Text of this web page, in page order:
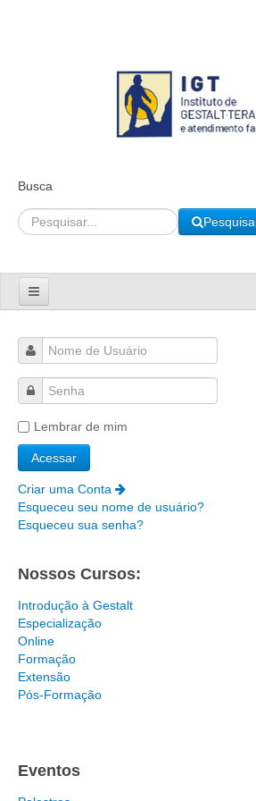
Busca
Pesquisa
Cursos
Introdução à Gestalt
Especialização
E. Psicologia Clínica
E. Psicologia Clínica - Presencial Virtual
E. Psicoterapia Infantil
Cursos aulas ao vivo
Especialização em Psicologia Clínica
Especialização em Psicoterapia Infantil
Especialização em Psicologia Online
F. Psicologia e Virtualidade
Lembrar de mim
Criar uma Conta
Esqueceu seu nome de usuário?
Esqueceu sua senha?
Nossos Cursos:
Introdução à Gestalt
Especialização
Online
Formação
Extensão
Pós-Formação
Eventos